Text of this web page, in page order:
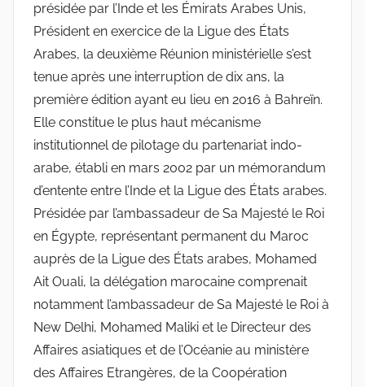
présidée par l’Inde et les Émirats Arabes Unis,
Président en exercice de la Ligue des États
Arabes, la deuxième Réunion ministérielle s’est
tenue après une interruption de dix ans, la
première édition ayant eu lieu en 2016 à Bahreïn.
Elle constitue le plus haut mécanisme
institutionnel de pilotage du partenariat indo-
arabe, établi en mars 2002 par un mémorandum
d’entente entre l’Inde et la Ligue des États arabes.
Présidée par l’ambassadeur de Sa Majesté le Roi
en Égypte, représentant permanent du Maroc
auprès de la Ligue des États arabes, Mohamed
Ait Ouali, la délégation marocaine comprenait
notamment l’ambassadeur de Sa Majesté le Roi à
New Delhi, Mohamed Maliki et le Directeur des
Affaires asiatiques et de l’Océanie au ministère
des Affaires Etrangères, de la Coopération